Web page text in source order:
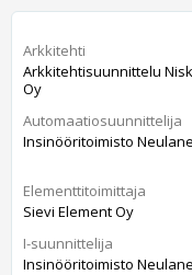
Arkkitehti
Arkkitehtisuunnittelu
Oy
Automaatiosuunnittelija
Insinööritoimisto
Elementtitoimittaja
Sievi Element Oy
I-suunnittelija
Insinööritoimisto